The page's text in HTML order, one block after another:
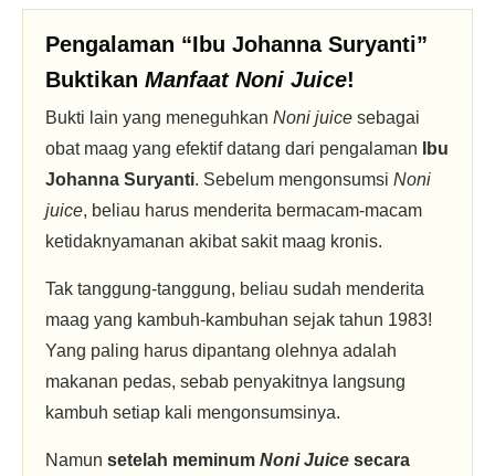
Pengalaman “Ibu Johanna Suryanti”
Buktikan Manfaat Noni Juice!
Bukti lain yang meneguhkan Noni juice sebagai
obat maag yang efektif datang dari pengalaman
Ibu
Johanna Suryanti. Sebelum mengonsumsi Noni
juice, beliau harus menderita bermacam-macam
ketidaknyamanan akibat sakit maag kronis.
Tak tanggung-tanggung, beliau sudah menderita
maag yang kambuh-kambuhan sejak tahun 1983!
Yang paling harus dipantang olehnya adalah
makanan pedas, sebab penyakitnya langsung
kambuh setiap kali mengonsumsinya.
Namun setelah meminum Noni Juice secara